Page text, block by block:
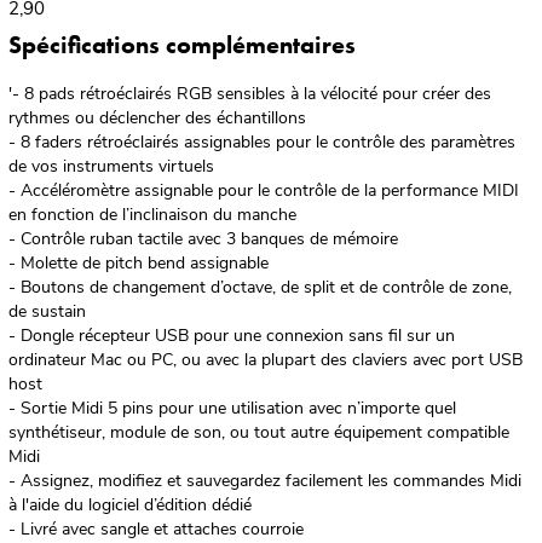
2,90
Spécifications complémentaires
'- 8 pads rétroéclairés RGB sensibles à la vélocité pour créer des
rythmes ou déclencher des échantillons
- 8 faders rétroéclairés assignables pour le contrôle des paramètres
de vos instruments virtuels
- Accéléromètre assignable pour le contrôle de la performance MIDI
en fonction de l’inclinaison du manche
- Contrôle ruban tactile avec 3 banques de mémoire
- Molette de pitch bend assignable
- Boutons de changement d’octave, de split et de contrôle de zone,
de sustain
- Dongle récepteur USB pour une connexion sans fil sur un
ordinateur Mac ou PC, ou avec la plupart des claviers avec port USB
host
- Sortie Midi 5 pins pour une utilisation avec n’importe quel
synthétiseur, module de son, ou tout autre équipement compatible
Midi
- Assignez, modifiez et sauvegardez facilement les commandes Midi
à l'aide du logiciel d’édition dédié
- Livré avec sangle et attaches courroie